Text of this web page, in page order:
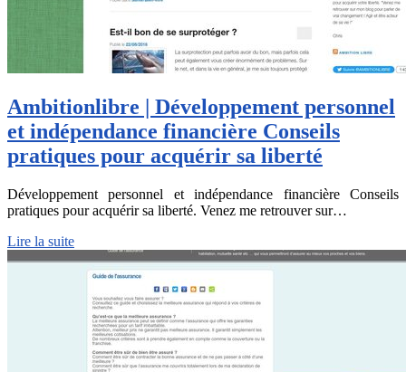
Am­bitionlib­re | Dévelop­pe­ment personnel
et indépen­dan­ce financière Conseils
pratiques pour acquérir sa liberté
Développement personnel et indépendance financière Conseils
pratiques pour acquérir sa liberté. Venez me retrouver sur…
Lire la suite